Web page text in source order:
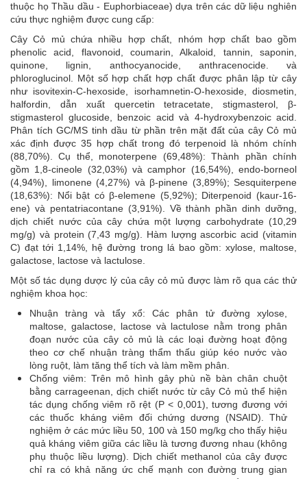
thuộc họ Thầu dầu - Euphorbiaceae) dựa trên các dữ liệu nghiên
cứu thực nghiệm được cung cấp:
Cây Cỏ mủ chứa nhiều hợp chất, nhóm hợp chất bao gồm
phenolic acid, flavonoid, coumarin, Alkaloid, tannin, saponin,
quinone, lignin, anthocyanocide, anthracenocide. và
phloroglucinol. Một số hợp chất hợp chất được phân lập từ cây
như isovitexin-C-hexoside, isorhamnetin-O-hexoside, diosmetin,
halfordin, dẫn xuất quercetin tetracetate, stigmasterol, β-
stigmasterol glucoside, benzoic acid và 4-hydroxybenzoic acid.
Phân tích GC/MS tinh dầu từ phần trên mặt đất của cây Cỏ mủ
xác định được 35 hợp chất trong đó terpenoid là nhóm chính
(88,70%). Cụ thể, monoterpene (69,48%): Thành phần chính
gồm 1,8-cineole (32,03%) và camphor (16,54%), endo-borneol
(4,94%), limonene (4,27%) và β-pinene (3,89%); Sesquiterpene
(18,63%): Nổi bật có β-elemene (5,92%); Diterpenoid (kaur-16-
ene) và pentatriacontane (3,91%). Về thành phần dinh dưỡng,
dịch chiết nước của cây chứa một lượng carbohydrate (10,29
mg/g) và protein (7,43 mg/g). Hàm lượng ascorbic acid (vitamin
C) đạt tới 1,14%, hệ đường trong lá bao gồm: xylose, maltose,
galactose, lactose và lactulose.
Một số tác dụng dược lý của cây cỏ mủ được làm rõ qua các thử
nghiệm khoa học:
Nhuận tràng và tẩy xổ: Các phân tử đường xylose,
maltose, galactose, lactose và lactulose nằm trong phân
đoạn nước của cây cỏ mủ là các loại đường hoạt động
theo cơ chế nhuận tràng thẩm thấu giúp kéo nước vào
lòng ruột, làm tăng thể tích và làm mềm phân.
Chống viêm: Trên mô hình gây phù nề bàn chân chuột
bằng carrageenan, dịch chiết nước từ cây Cỏ mủ thể hiện
tác dụng chống viêm rõ rệt (P < 0,001), tương đương với
các thuốc kháng viêm đối chứng dương (NSAID). Thử
nghiệm ở các mức liều 50, 100 và 150 mg/kg cho thấy hiệu
quả kháng viêm giữa các liều là tương đương nhau (không
phụ thuộc liều lượng). Dịch chiết methanol của cây được
chỉ ra có khả năng ức chế mạnh con đường trung gian